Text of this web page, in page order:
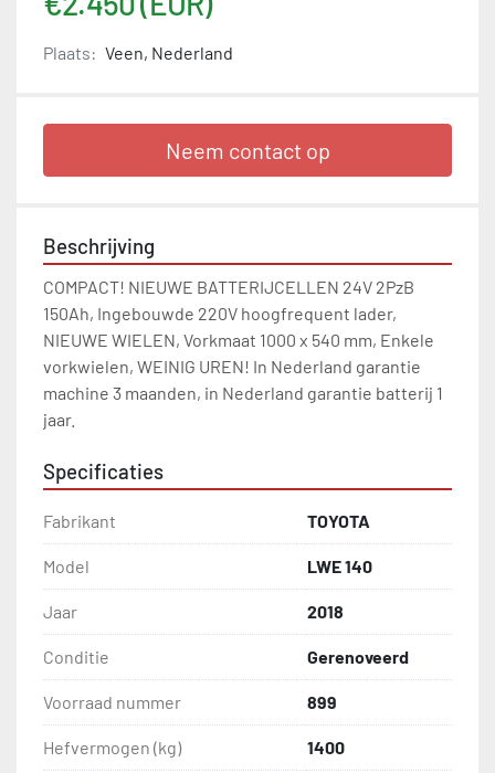
Plaats: Veen, Nederland
Neem contact op
Beschrijving
COMPACT! NIEUWE BATTERIJCELLEN 24V 2PzB
150Ah, Ingebouwde 220V hoogfrequent lader,
NIEUWE WIELEN, Vorkmaat 1000 x 540 mm, Enkele
vorkwielen, WEINIG UREN! In Nederland garantie
machine 3 maanden, in Nederland garantie batterij 1
jaar.
Specificaties
Fabrikant TOYOTA
Model LWE 140
Jaar 2018
Conditie Gerenoveerd
Voorraad nummer 899
Hefvermogen (kg) 1400